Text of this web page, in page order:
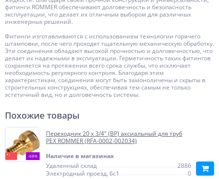
фитинги ROMMER обеспечивают долговечность и безопасность
эксплуатации, что делает их отличным выбором для различных
инженерных решений.
Фитинги изготавливаются с использованием технологии горячего
штамповки, после чего проходят тщательную механическую обработку.
Эти соединения обладают высокой прочностью и долговечностью, что
делает их надежными в эксплуатации. Герметичность таких фитингов
сохраняется на протяжении всего срока службы, что исключает
необходимость регулярного контроля. Благодаря этим
характеристикам, соединения могут быть замоноличены и скрыты в
строительных конструкциях, обеспечивая тем самым не только
эстетичный вид, но и долговечность системы.
Похожие товары
-68%
Переходник 20 x 3/4" (ВР) аксиальный для труб
PEX ROMMER (RFA-0002-002034)
Наличие в магазинах
Удаленный склад
2886
Электродный проезд, 6с1
0